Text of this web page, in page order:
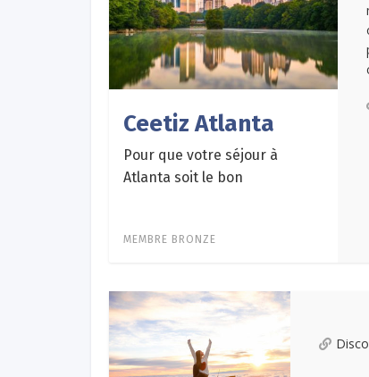
Ceetiz Atlanta
Pour que votre séjour à
Atlanta soit le bon
MEMBRE BRONZE